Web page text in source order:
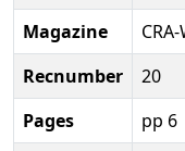
Magazine
Recnumber
20
Pages
pp 6